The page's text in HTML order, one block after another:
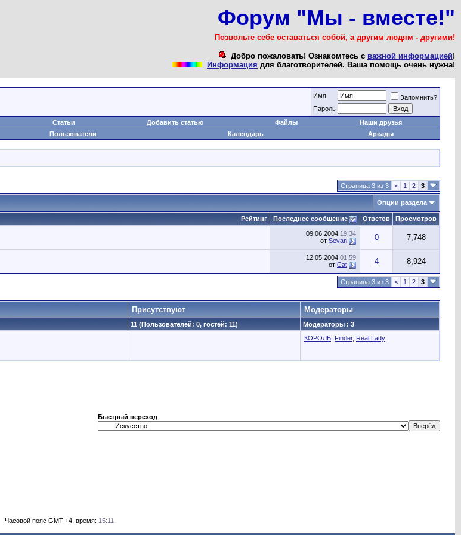
Форум "Мы - вместе!"
Позвольте себе оставаться собой, а другим людям - другими!
Добро пожаловать! Ознакомтесь с важной информацией!
Информация для благотворителей. Ваша помощь очень нужна!
Имя
Запомнить?
Пароль
Статьи Добавить статью Файлы
Наши друзья
Пользователи Календарь Аркады
Страница 3 из 3 < 1 2 3
Опции раздела
Рейтинг Последнее сообщение Ответов Просмотров
09.06.2004 19:34
от Sevan 0 7,748
12.05.2004 01:59
от Cat 4 8,924
Страница 3 из 3 < 1 2 3
Присутствуют Модераторы
11 (Пользователей: 0, гостей: 11) Модераторы : 3
КОРОЛЬ Finder, Real Lady
Быстрый переход
Часовой пояс GMT +4, время: 15:11